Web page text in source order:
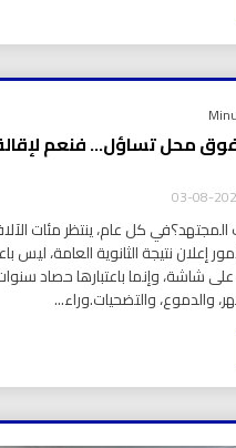
محل تساؤل… فنعم
كل عام، ينتظر مئات
إعلان نتيجة الثانوية العامة، ليس
شاشة، وإنما باعتبارها حصاد
والدموع، والتضحيات.وراء...